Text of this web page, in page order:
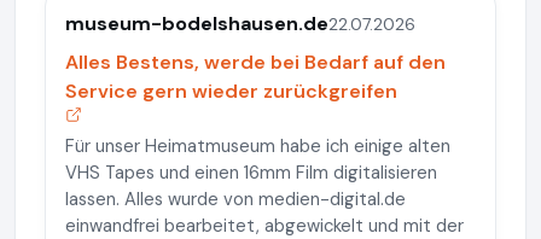
museum-bodelshausen.de22.07.2026
Alles Bestens, werde bei Bedarf auf den
Service gern wieder zurückgreifen
Für unser Heimatmuseum habe ich einige alten
VHS Tapes und einen 16mm Film digitalisieren
lassen. Alles wurde von medien-digital.de
einwandfrei bearbeitet, abgewickelt und mit der